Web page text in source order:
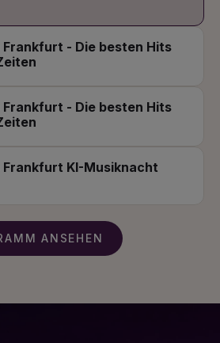
Frankfurt - Die besten Hits
Frankfurt - Die besten Hits
Frankfurt KI-Musiknacht
ANSEHEN